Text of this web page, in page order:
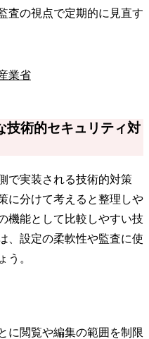
査の視点で定期的に見直す
業省
技術的セキュリティ対
で実装される技術的対策
に分けて考えると整理しや
機能として比較しやすい技
、設定の柔軟性や監査に使
う。
に閲覧や編集の範囲を制限